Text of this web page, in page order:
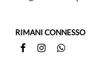
RIMANI CONNESSO
FacebookInstagramWhatsapp